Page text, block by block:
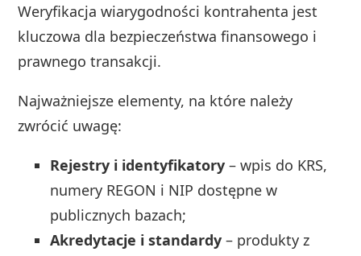
Weryfikacja wiarygodności kontrahenta jest
kluczowa dla bezpieczeństwa finansowego i
prawnego transakcji.
Najważniejsze elementy, na które należy
zwrócić uwagę:
Rejestry i identyfikatory – wpis do KRS,
numery REGON i NIP dostępne w
publicznych bazach;
Akredytacje i standardy – produkty z